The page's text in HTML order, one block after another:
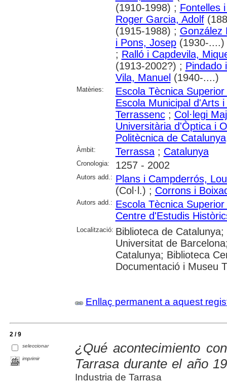
(1910-1998) ; Fontelles
Roger Garcia, Adolf
(1915-1988) ; González
i Pons, Josep(1930-
; Ralló i Capdevila,
(1913-2002?) ; Pindado
Vila, Manuel (1940-....)
Matèries:
Escola Tècnica
Escola Municipal d'Arts
Terrassenc; Col·legi
Universitària d'Òptica i
Politècnica de Catalunya
Àmbit: Terrassa; Catalunya
Cronologia: 1257 - 2002
Autors add.: Plans i Campderrós,
(Col·l.) ; Corrons i
Autors add.: Escola Tècnica
Centre d'Estudis
Localització: Biblioteca de
Universitat de
Catalunya; Biblioteca
Documentació i Museu
Enllaç permanent a aquest
2 / 9
seleccionar
imprimir
¿Qué acontecimiento
Tarrasa durante el año
Industria de Tarrasa